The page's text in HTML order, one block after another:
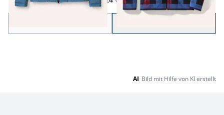
AI Bild mit Hilfe von KI erstellt